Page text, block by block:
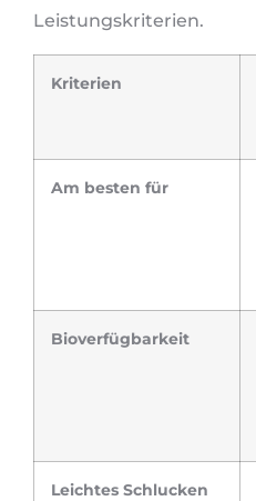
Leistungskriterien.
Kriterien
Am besten für
Bioverfügbarkeit
Leichtes Schlucken